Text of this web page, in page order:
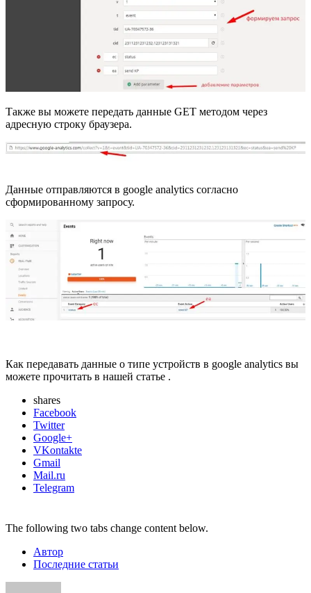
Также вы можете передать данные GET методом через
адресную строку браузера.
Данные отправляются в google analytics согласно
сформированному запросу.
Как передавать данные о типе устройств в google analytics вы
можете прочитать в нашей статье .
shares
Facebook
Twitter
Google+
VKontakte
Gmail
Mail.ru
Telegram
The following two tabs change content below.
Автор
Последние статьи